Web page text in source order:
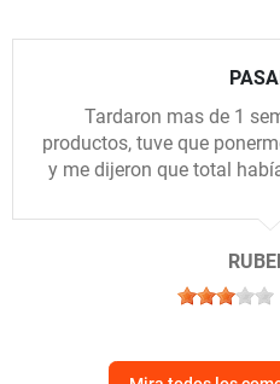
Tardaron mas de 1
productos, tuve que
y me dijeron que total